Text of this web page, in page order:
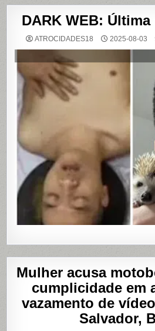
DARK WEB:
ATROCIDADES18 2025-08-03
Mulher acusa
cumplicidade em
vazamento de
Salvador,